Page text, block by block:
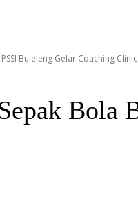
Buleleng Gelar Coaching Clinic
Bola